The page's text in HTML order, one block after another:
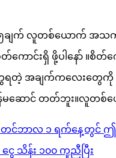
ချက် လူတစ်ယောက် အသ
ာင်းရှိ ဖို့ပါနော် ။စိ
ရတဲ့ အချက်ကလေးတွေကို
တတ်ဘူး။လူတစ်ယောက်
င်ဘာလ ၁ ရက်နေ့တွင် ဤ
ေ သိန်း ၁၀၀ ကူညီပြီး